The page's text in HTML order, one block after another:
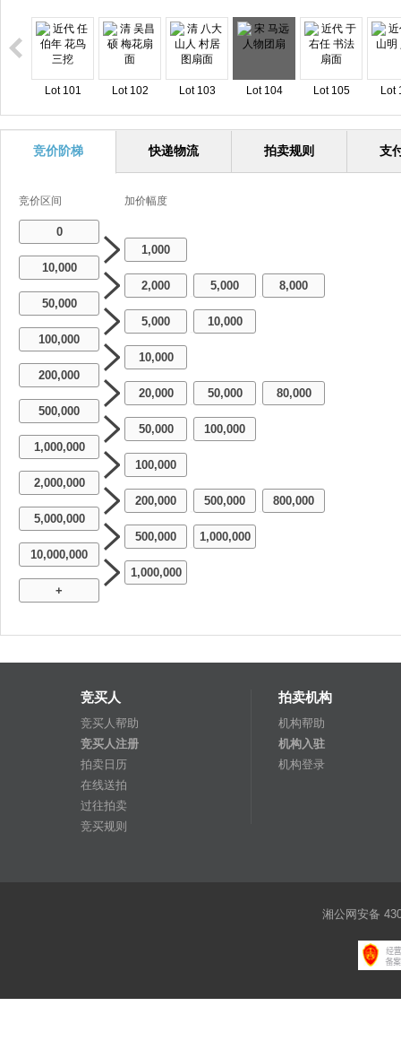
Lot 101 Lot 102 Lot 103 Lot 104 Lot 105 Lot
竞价阶梯 快递物流 拍卖规则 支
竞价区间 加价幅度
0
1,000
10,000
2,000
5,000
8,000
50,000
5,000
10,000
100,000
10,000
200,000
20,000
50,000
80,000
500,000
50,000
100,000
1,000,000
100,000
2,000,000
200,000
500,000
800,000
5,000,000
500,000
1,000,000
10,000,000
1,000,000
+
竞买人
竞买人帮助
竞买人注册
拍卖日历
在线送拍
过往拍卖
竞买规则
拍卖机构
机构帮助
机构入驻
机构登录
湘公网安备